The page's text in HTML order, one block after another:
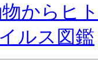
からヒ
ルス図鑑